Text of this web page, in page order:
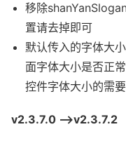
移除
置请去掉即可
默认传入的字体大
面字体大小是否正
控件字体大小的需要
v2.3.7.0 -->v2.3.7.2